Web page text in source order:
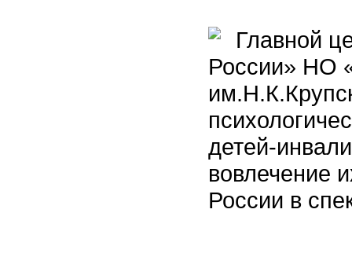
Главной
России» НО
детей-
вовлечение
России в